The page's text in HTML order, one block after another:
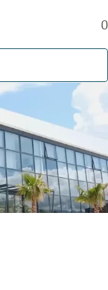
0